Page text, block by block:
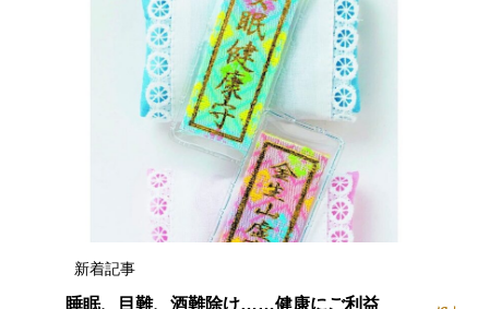
ラスで無料提供「UCCミライ珈琲店」
新着記事
睡眠、目難、酒難除け……健康にご利益